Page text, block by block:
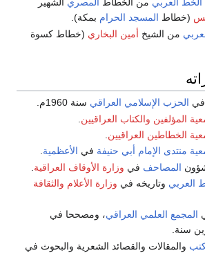
الخط العربي من الخطاط المصري الشهير
(خطاط المسجد الحرام بمكة).
من الشيخ أمين البخاري (خطاط كسوة
الحزب الإسلامي العراقي سنة 1960م.
المؤلفين والكتاب العراقيين
الخطاطين العراقيين
منتدى الإمام أبي حنيفة في الأعظمية.
المصاحف في وزارة الأوقاف العراقية
العربي وتاريخه في وزارة الأعلام والثقافة
المجمع العلمي العراقي، ومصححا في
سنة.
والمقالات والقصائد الشعرية والبحوث في